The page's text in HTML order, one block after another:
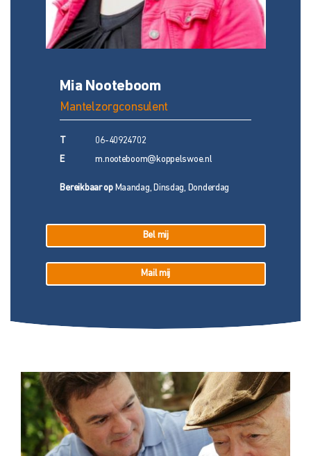
Mia Nooteboom
Mantelzorgconsulent
06-40924702
E m.nooteboom@koppelswoe.nl
Bereikbaar opMaandag, Dinsdag, Donderdag
Bel mij
Mail mij